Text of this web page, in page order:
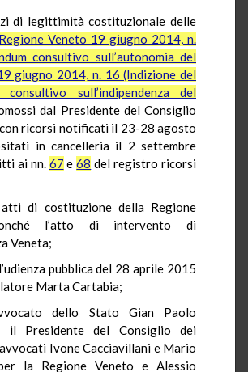
di legittimità costituzionale delle
Veneto 19 giugno 2014, n.
consultivo sull’autonomia del
giugno 2014, n. 16 (Indizione del
consultivo sull’indipendenza del
dal Presidente del Consiglio
ricorsi notificati il 23-28 agosto
in cancelleria il 2 settembre
ai nn. 67 e68 del registro ricorsi
di costituzione della Regione
l’atto di intervento di
Veneta;
pubblica del 28 aprile 2015
MartaCartabia;
dello Stato Gian Paolo
il Presidente del Consiglio dei
IvoneCacciavillani e Mario
la Regione Veneto e Alessio